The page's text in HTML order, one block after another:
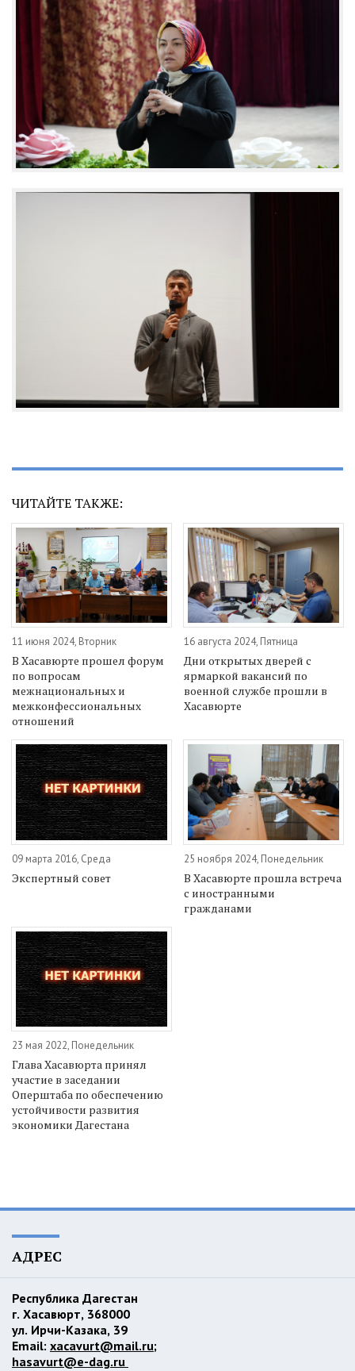
ЧИТАЙТЕ ТАКЖЕ:
11 июня 2024, Вторник
В Хасавюрте прошел форум
по вопросам
межнациональных и
межконфессиональных
отношений
16 августа 2024, Пятница
Дни открытых дверей с
ярмаркой вакансий по
военной службе прошли в
Хасавюрте
09 марта 2016, Среда
Экспертный совет
25 ноября 2024, Понедельник
В Хасавюрте прошла встреча
с иностранными
гражданами
23 мая 2022, Понедельник
Глава Хасавюрта принял
участие в заседании
Оперштаба по обеспечению
устойчивости развития
экономики Дагестана
АДРЕС
Республика Дагестан
г. Хасавюрт, 368000
ул. Ирчи-Казака, 39
Email: xacavurt@mail.ru;
hasavurt@e-dag.ru